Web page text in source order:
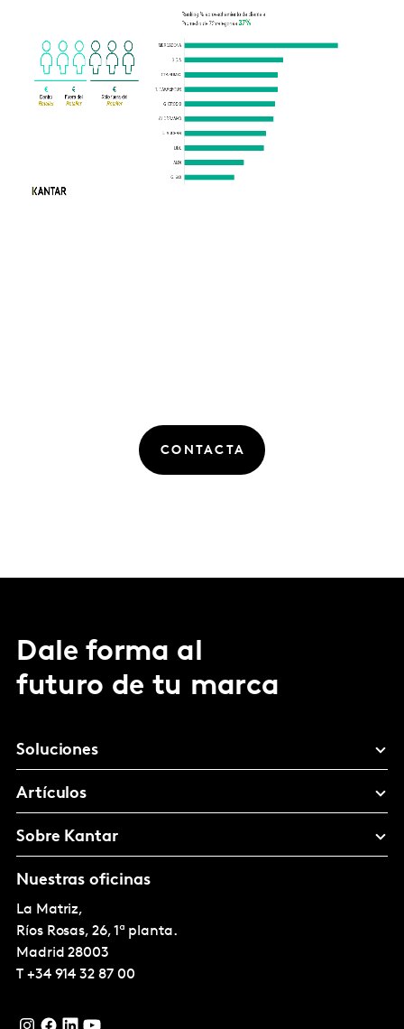
CONTACTA
Dale forma al
futuro de tu marca
Soluciones
Artículos
Sobre Kantar
Nuestras oficinas
La Matriz,
Ríos Rosas, 26, 1ª planta.
Madrid 28003
T +34 914 32 87 00